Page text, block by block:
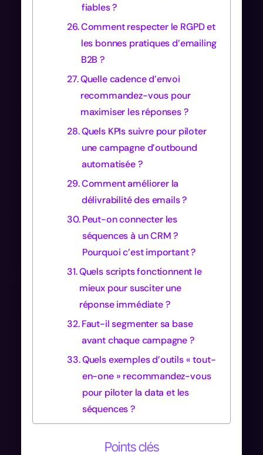
fiables ?
Comment respecter le RGPD et
les bonnes pratiques d’emailing
B2B ?
Quelle cadence d’envoi
recommandez-vous pour
maximiser les réponses ?
Quels KPIs suivre pour piloter
une campagne d’outbound
automatisée ?
Comment améliorer la
délivrabilité des emails ?
Peut-on connecter les
séquences à un CRM ?
Pourquoi c’est important ?
Quels scripts fonctionnent le
mieux pour susciter une
réponse immédiate ?
Faut-il segmenter sa base
avant chaque campagne ?
Quels exemples d’outils « tout-
en-one » recommandez-vous
pour piloter la data et les
séquences ?
Points clés